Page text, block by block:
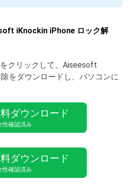
iKnockin iPhone ロック解
クリックして、Aiseesoft
をダウンロードし、パソコンに
ダウンロード
性確認済み
ダウンロード
性確認済み